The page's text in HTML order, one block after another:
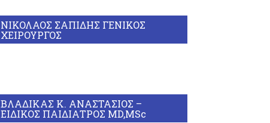
ΝΙΚΟΛΑΟΣ ΣΑΠΙΔΗΣ ΓΕΝΙΚΟΣ
ΧΕΙΡΟΥΡΓΟΣ
ΒΛΑΔΙΚΑΣ Κ. ΑΝΑΣΤΑΣΙΟΣ –
ΕΙΔΙΚΟΣ ΠΑΙΔΙΑΤΡΟΣ MD,MSc